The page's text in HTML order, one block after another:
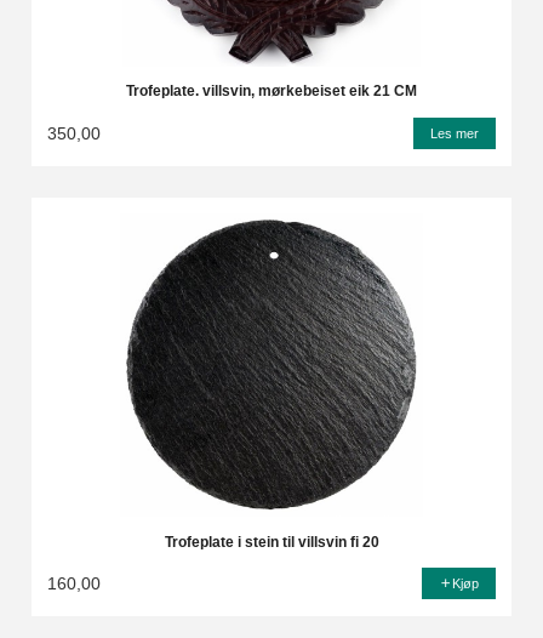
Trofeplate. villsvin, mørkebeiset eik 21 CM
350,00 Les mer
Trofeplate i stein til villsvin fi 20
160,00 Kjøp